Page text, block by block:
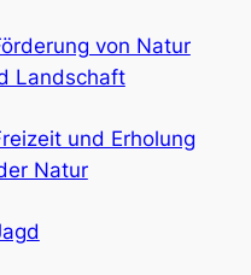
von Natur
Landschaft
und Erholung
Natur